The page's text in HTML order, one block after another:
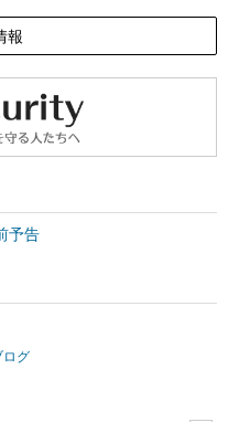
報
予告
グ